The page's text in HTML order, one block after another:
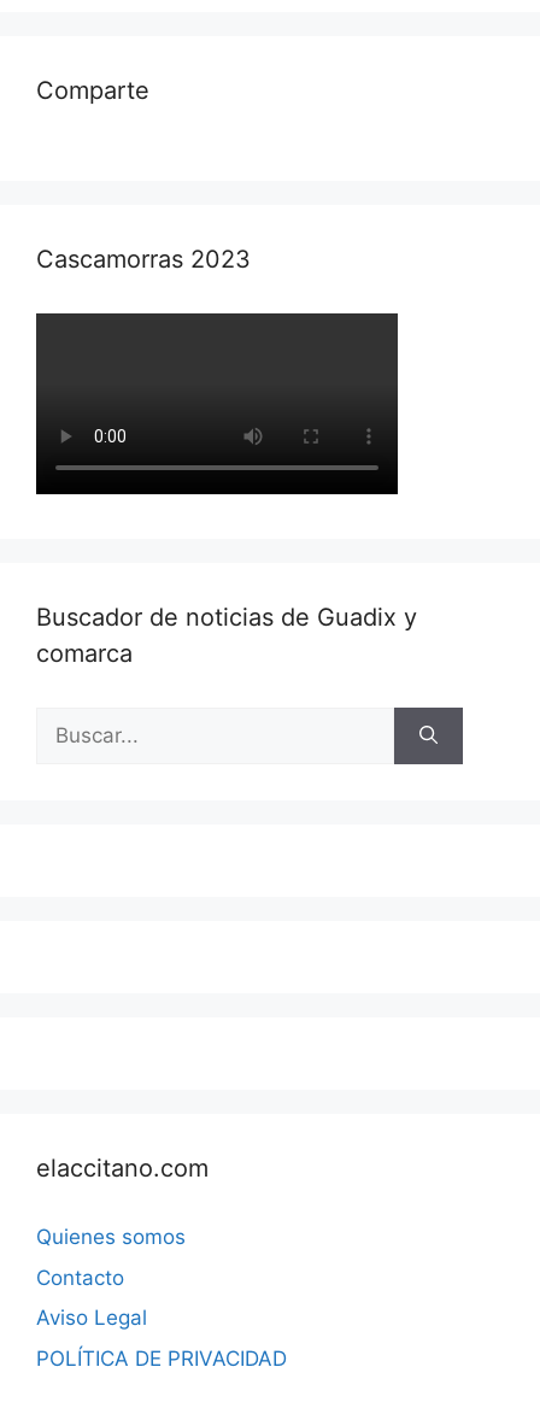
Comparte
Cascamorras 2023
Buscador de noticias de Guadix y
comarca
Buscar:
elaccitano.com
Quienes somos
Contacto
Aviso Legal
POLÍTICA DE PRIVACIDAD